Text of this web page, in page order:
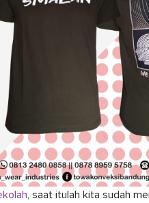
, saat itulah kita sudah